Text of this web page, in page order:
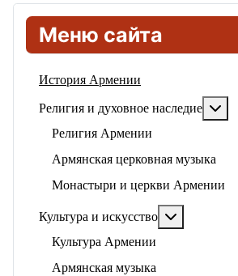
Меню сайта
История Армении
Религия и духовное наследие
Религия Армении
Армянская церковная музыка
Монастыри и церкви Армении
Культура и искусство
Культура Армении
Армянская музыка